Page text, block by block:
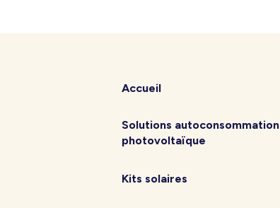
Accueil
Solutions autoconsommation
photovoltaïque
Kits solaires